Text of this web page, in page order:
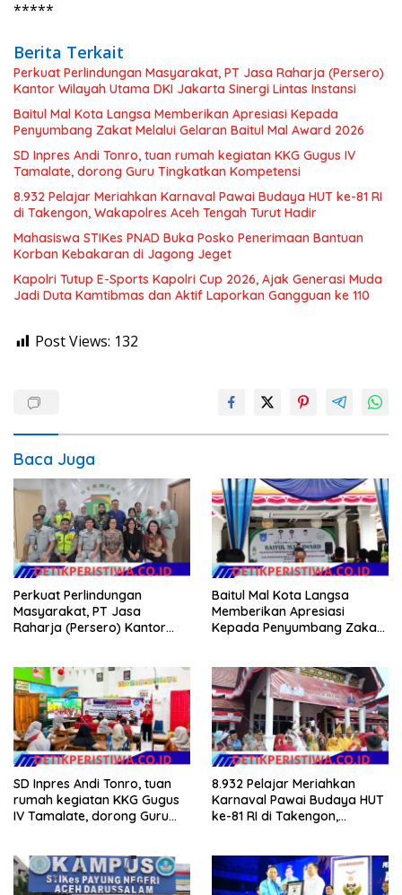
*****
Berita Terkait
Perkuat Perlindungan Masyarakat, PT Jasa Raharja (Persero)
Kantor Wilayah Utama DKI Jakarta Sinergi Lintas Instansi
Baitul Mal Kota Langsa Memberikan Apresiasi Kepada
Penyumbang Zakat Melalui Gelaran Baitul Mal Award 2026
SD Inpres Andi Tonro, tuan rumah kegiatan KKG Gugus IV
Tamalate, dorong Guru Tingkatkan Kompetensi
8.932 Pelajar Meriahkan Karnaval Pawai Budaya HUT ke-81 RI
di Takengon, Wakapolres Aceh Tengah Turut Hadir
Mahasiswa STIKes PNAD Buka Posko Penerimaan Bantuan
Korban Kebakaran di Jagong Jeget
Kapolri Tutup E-Sports Kapolri Cup 2026, Ajak Generasi Muda
Jadi Duta Kamtibmas dan Aktif Laporkan Gangguan ke 110
Post Views: 132
Baca Juga
Perkuat Perlindungan
Masyarakat, PT Jasa
Raharja (Persero) Kantor
Baitul Mal Kota Langsa
Memberikan Apresiasi
Kepada Penyumbang Zakat
SD Inpres Andi Tonro, tuan
rumah kegiatan KKG Gugus
IV Tamalate, dorong Guru
8.932 Pelajar Meriahkan
Karnaval Pawai Budaya HUT
ke-81 RI di Takengon,